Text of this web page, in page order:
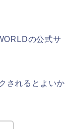
の公式サ
されるとよいか